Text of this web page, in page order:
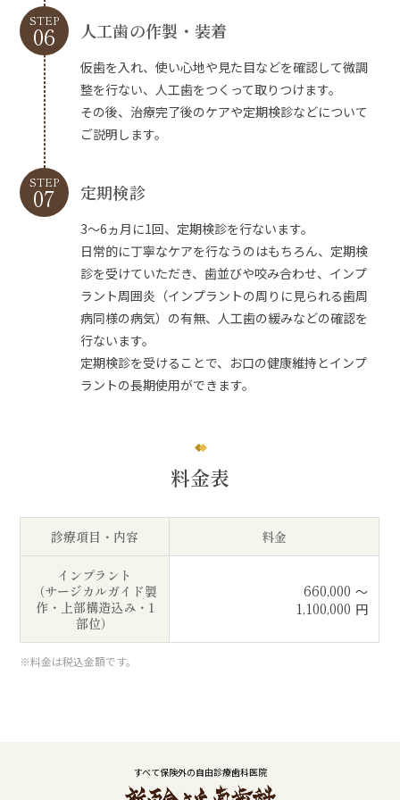
STEP
06 人工歯の作製・装着
仮歯を入れ、使い心地や見た目などを確認して微調
整を行ない、人工歯をつくって取りつけます。
その後、治療完了後のケアや定期検診などについて
ご説明します。
STEP
07 定期検診
3～6ヵ月に1回、定期検診を行ないます。
日常的に丁寧なケアを行なうのはもちろん、定期検
診を受けていただき、歯並びや咬み合わせ、インプ
ラント周囲炎（インプラントの周りに見られる歯周
病同様の病気）の有無、人工歯の緩みなどの確認を
行ないます。
定期検診を受けることで、お口の健康維持とインプ
ラントの長期使用ができます。
料金表
診療項目・内容 料金
インプラント
（サージカルガイド製
作・上部構造込み・1
部位）
660,000 ～
1,100,000 円
※料金は税込金額です。
すべて保険外の自由診療歯科医院